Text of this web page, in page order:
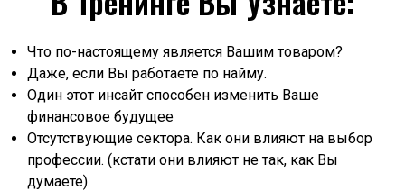
Что по-настоящему является Вашим товаром?
Даже, если Вы работаете по найму.
Один этот инсайт способен изменить Ваше
финансовое будущее
Отсутствующие сектора. Как они влияют на выбор
профессии. (кстати они влияют не так, как Вы
думаете).